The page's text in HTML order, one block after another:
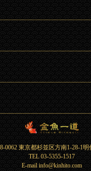
0062 東京都杉並区方南1-28-1明
TEL 03-5355-1517
E-mail info@kinhito.com